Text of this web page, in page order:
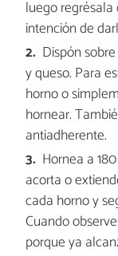
luego
intención de
Dispón
y queso. Para
horno o
hornear.
antiadherente.
Hornea a
acorta o
cada horno y
Cuando
porque ya